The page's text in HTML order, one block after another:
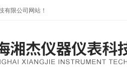
有限公司网站！